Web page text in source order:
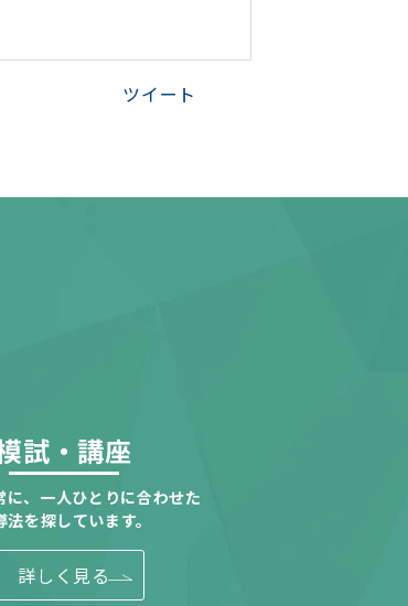
ツイート
試・講座
に、一人ひとりに合わせた
法を探しています。
詳しく見る